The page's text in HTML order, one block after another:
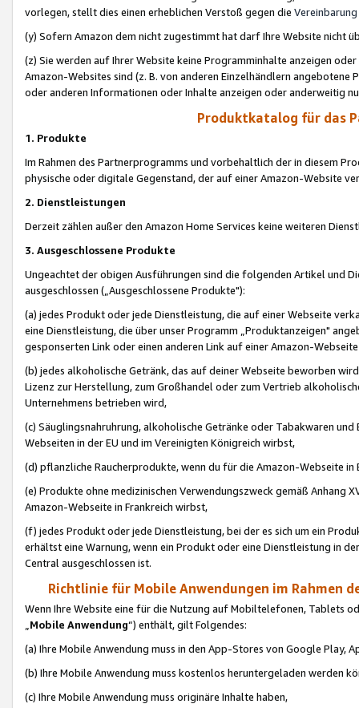
vorlegen, stellt dies einen erheblichen Verstoß gegen die Vereinbarung
(y) Sofern Amazon dem nicht zugestimmt hat darf Ihre Website nicht
(z) Sie werden auf Ihrer Website keine Programminhalte anzeigen
Amazon-Websites sind (z. B. von anderen Einzelhändlern
oder anderen Informationen oder Inhalte anzeigen oder anderweitig
Produktkatalog für das
1. Produkte
Im Rahmen des Partnerprogramms und vorbehaltlich der in diesem
physische oder digitale Gegenstand, der auf einer Amazon-Website
2. Dienstleistungen
Derzeit zählen außer den Amazon Home Services keine weiteren
3. Ausgeschlossene Produkte
Ungeachtet der obigen Ausführungen sind die folgenden Artikel und
ausgeschlossen („Ausgeschlossene Produkte"):
(a) jedes Produkt oder jede Dienstleistung, die auf einer Webseite
eine Dienstleistung, die über unser Programm „Produktanzeigen"
gesponserten Link oder einen anderen Link auf einer Amazon-
(b) jedes alkoholische Getränk, das auf deiner Webseite beworben
Lizenz zur Herstellung, zum Großhandel oder zum Vertrieb
Unternehmens betrieben wird,
(c) Säuglingsnahruhrung, alkoholische Getränke oder Tabakwaren
Webseiten in der EU und im Vereinigten Königreich wirbst,
(d) pflanzliche Raucherprodukte, wenn du für die Amazon-Webseite in
(e) Produkte ohne medizinischen Verwendungszweck gemäß Anhang
Amazon-Webseite in Frankreich wirbst,
(f) jedes Produkt oder jede Dienstleistung, bei der es sich um ein
erhältst eine Warnung, wenn ein Produkt oder eine Dienstleistung in
Central ausgeschlossen ist.
Richtlinie für Mobile Anwendungen im Rahmen
Wenn Ihre Website eine für die Nutzung auf Mobiltelefonen, Tablets
„Mobile Anwendung“) enthält, gilt Folgendes:
(a) Ihre Mobile Anwendung muss in den App-Stores von Google Play,
(b) Ihre Mobile Anwendung muss kostenlos heruntergeladen werden
(c) Ihre Mobile Anwendung muss originäre Inhalte haben,